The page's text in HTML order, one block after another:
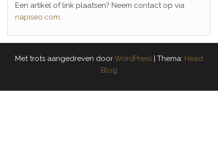
Een artikel of link plaatsen? Neem contact op via
napiseo.com.
Met trots aangedreven doorWordPress | Thema: Head
Blog